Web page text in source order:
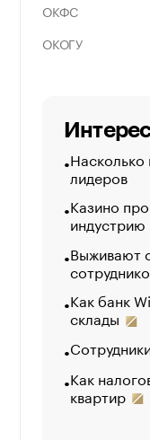
ОКФС
ОКОГУ
Насколько
лидеров
Казино
индустрию
Выживают
Как банк
склады
Как
квартир